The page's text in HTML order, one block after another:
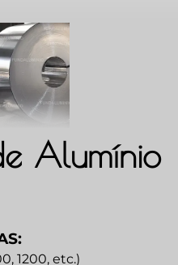
Alumínio
1200, etc.)